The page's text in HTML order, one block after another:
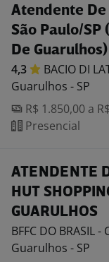
Atendente
São Paulo/
De Guarulhos)
4,3 BACIO DI
Guarulhos - SP
R$ 1.850,00 a
Presencial
ATENDENTE
HUT
GUARULHOS
BFFC DO BRASIL -
Guarulhos - SP